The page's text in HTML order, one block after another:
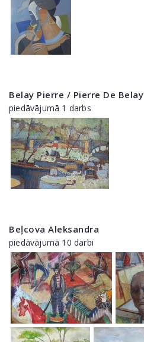
Belay Pierre / Pierre De Belay
piedāvājumā 1 darbs
Beļcova Aleksandra
piedāvājumā 10 darbi